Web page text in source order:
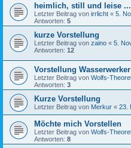
heimlich, still und leise ...
Letzter Beitrag von irrlicht « 5.
Antworten: 5
kurze Vorstellung
Letzter Beitrag von zaino « 5.
Antworten: 12
Vorstellung Wasserwerker
Letzter Beitrag von Wolfs-
Antworten: 3
Kurze Vorstellung
Letzter Beitrag von Merkur « 23.
Möchte mich Vorstellen
Letzter Beitrag von Wolfs-
Antworten: 8